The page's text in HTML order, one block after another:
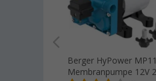
Berger HyPower MP11
Membranpumpe 12V 2,1 bar